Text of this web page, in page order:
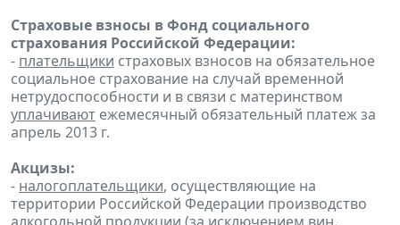
Страховые взносы в Фонд социального
страхования Российской Федерации:
- плательщики страховых взносов на обязательное
социальное страхование на случай временной
нетрудоспособности и в связи с материнством
уплачивают ежемесячный обязательный платеж за
апрель 2013 г.
Акцизы:
- налогоплательщики, осуществляющие на
территории Российской Федерации производство